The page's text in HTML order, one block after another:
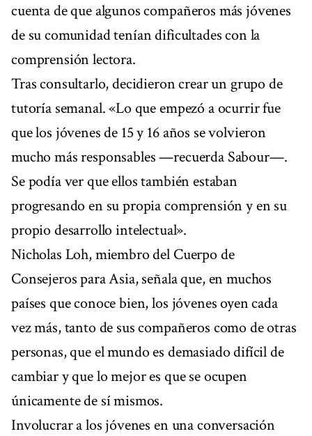
cuenta de que algunos compañeros más jóvenes
de su comunidad tenían dificultades con la
comprensión lectora.
Tras consultarlo, decidieron crear un grupo de
tutoría semanal. «Lo que empezó a ocurrir fue
que los jóvenes de 15 y 16 años se volvieron
mucho más responsables —recuerda Sabour—.
Se podía ver que ellos también estaban
progresando en su propia comprensión y en su
propio desarrollo intelectual».
Nicholas Loh, miembro del Cuerpo de
Consejeros para Asia, señala que, en muchos
países que conoce bien, los jóvenes oyen cada
vez más, tanto de sus compañeros como de otras
personas, que el mundo es demasiado difícil de
cambiar y que lo mejor es que se ocupen
únicamente de sí mismos.
Involucrar a los jóvenes en una conversación